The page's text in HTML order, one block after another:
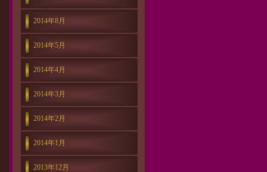
2014年8月
2014年5月
2014年4月
2014年3月
2014年2月
2014年1月
2013年12月